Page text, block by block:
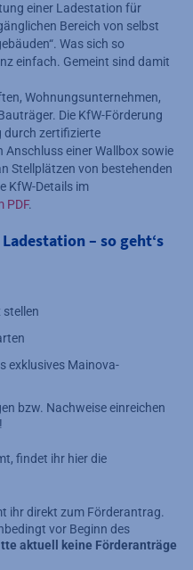
einer Ladestation für
Bereich von selbst
Was sich so
einfach. Gemeint sind damit
Wohnungsunternehmen,
Die KfW-Förderung
durch zertifizierte
einer Wallbox sowie
Stellplätzen von bestehenden
KfW-Details im
PDF.
– so geht‘s
exklusives Mainova-
bzw. Nachweise einreichen
findet ihr hier die
ihr direkt zum Förderantrag.
vor Beginn des
aktuell keine Förderanträge